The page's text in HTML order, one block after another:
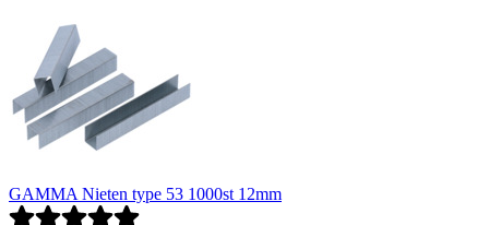
GAMMA Nieten type 53 1000st 12mm